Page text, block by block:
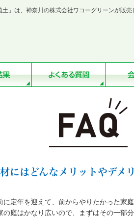
」は、神奈川の株式会社ワコーグリーンが販売
にはどんなメリットやデメ
に定年を迎えて、前からやりたかった家
の庭はかなり広いので、まずはその一部